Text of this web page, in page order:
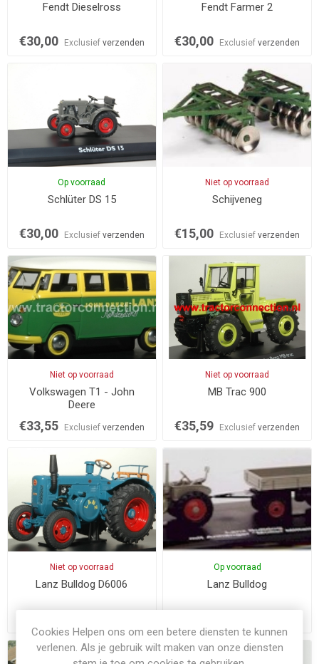
Fendt Dieselross
€30,00 Exclusief verzenden
Fendt Farmer 2
€30,00 Exclusiefverzenden
Op voorraad
Schlüter DS 15
€30,00 Exclusief verzenden
Niet op voorraad
Schijveneg
€15,00 Exclusiefverzenden
Niet op voorraad
Volkswagen T1 - John
Deere
€33,55 Exclusief verzenden
Niet op voorraad
MB Trac 900
€35,59 Exclusiefverzenden
Niet op voorraad
Lanz Bulldog D6006
Op voorraad
Lanz Bulldog
Cookies Helpen ons om een betere diensten te kunnen
verlenen. Als je gebruik wilt maken van onze diensten